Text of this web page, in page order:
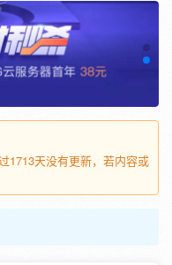
1713天没有更新，若内容或